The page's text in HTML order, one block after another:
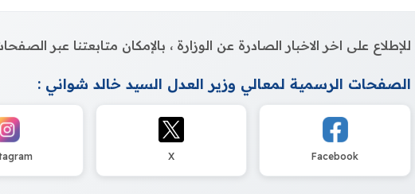
للإطلاع على اخر الاخبار الصادرة عن الوزارة ، بالإمكان متابعتنا عبر
الصفحات الرسمية لمعالي وزير العدل السيد خالد شواني :
Facebook
X